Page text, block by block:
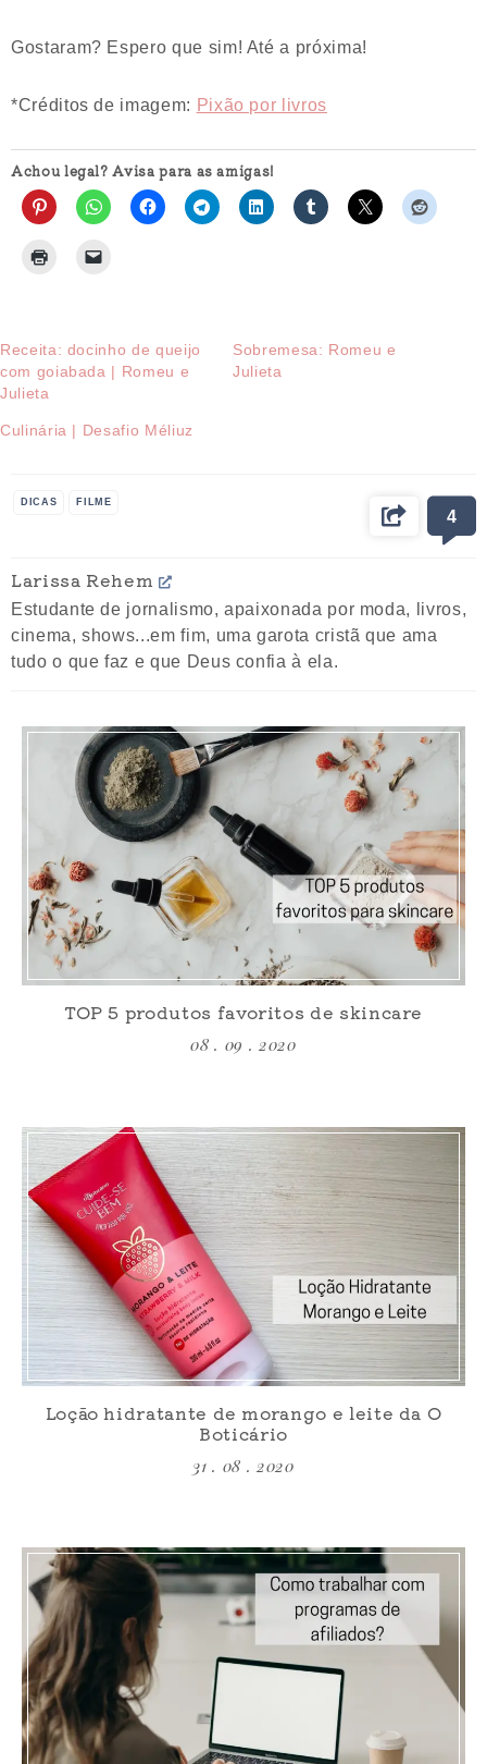
Gostaram? Espero que sim! Até a próxima!
*Créditos de imagem: Pixão por livros
Achou legal? Avisa para as amigas!
Receita: docinho de queijo
com goiabada | Romeu e
Julieta
Sobremesa: Romeu e
Julieta
Culinária | Desafio Méliuz
DICAS FILME
4
Larissa Rehem
Estudante de jornalismo, apaixonada por moda, livros,
cinema, shows...em fim, uma garota cristã que ama
tudo o que faz e que Deus confia à ela.
TOP 5 produtos favoritos de skincare
08 . 09 . 2020
Loção hidratante de morango e leite da O
Boticário
31 . 08 . 2020